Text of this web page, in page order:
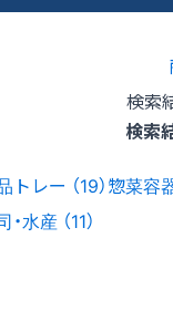
検索
検索
トレー （19）惣菜容
・水産 （11）